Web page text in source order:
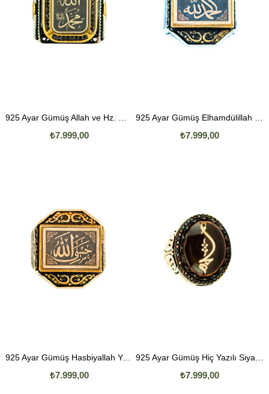
₺7.999,00 ₺7.999,00
925 Ayar Gümüş Hasbiyallah Yazılı Erkek Yüzük
₺7.999,00 ₺7.999,00